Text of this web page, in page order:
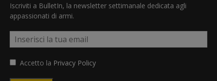
Iscriviti a BulletIn, la newsletter settimanale dedicata agli
appassionati di armi.
Accetto la Privacy Policy